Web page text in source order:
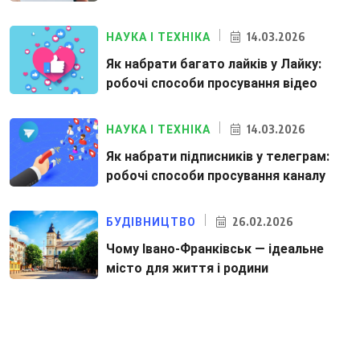
НАУКА І ТЕХНІКА 14.03.2026
Як набрати багато лайків у Лайку:
робочі способи просування відео
НАУКА І ТЕХНІКА 14.03.2026
Як набрати підписників у телеграм:
робочі способи просування каналу
БУДІВНИЦТВО 26.02.2026
Чому Івано-Франківськ — ідеальне
місто для життя і родини